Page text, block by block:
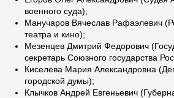
военного суда);
Манучаров Вячеслав Рафаэлевич
театра и кино);
Мезенцев Дмитрий Федорович
секретарь Союзного государства
Киселева Мария Александровна
городской думы);
Клычков Андрей Евгеньевич